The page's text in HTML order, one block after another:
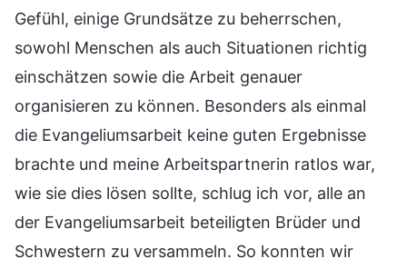
Gefühl, einige Grundsätze zu beherrschen,
sowohl Menschen als auch Situationen richtig
einschätzen sowie die Arbeit genauer
organisieren zu können. Besonders als einmal
die Evangeliumsarbeit keine guten Ergebnisse
brachte und meine Arbeitspartnerin ratlos war,
wie sie dies lösen sollte, schlug ich vor, alle an
der Evangeliumsarbeit beteiligten Brüder und
Schwestern zu versammeln. So konnten wir